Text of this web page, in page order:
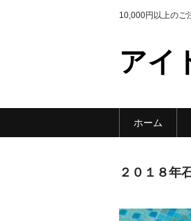
10,000円以上のご
アイ
ホーム
２０１８年